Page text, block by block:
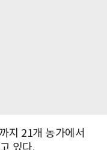
지 21개 농가에서